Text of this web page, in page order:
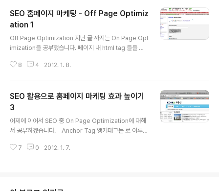
SEO 홈페이지 마케팅 - Off Page Optimiz
ation 1
Off Page Optimization 지난 글 까지는 On Page Opt
imization을 공부했습니다. 페이지 내 html tag 들을 이
페이지 홍보를 극대화 하는 방법을 찾아봤는데요. 오늘부
의 상위에 랭크 시키기 위해 코딩 내에서가 아니라 그 이외
의 방법을 사용 하는 것입니다. 예를 들어 아래와 같은 것들
이 있습니다. dmoz같은 웹 디렉토리에 submitting 시키
기 digg 같은 social bookmarking website에 subm
itting 시키기 웹 싸이트에 대해 블로그를 통해 홍보하기 웹
싸..
8 4 2012. 1. 8.
SEO 활용으로 홈페이지 마케팅 효과 높이기
3
어제에 이어서 SEO 중 On Page Optimization에 대해
서 공부하겠습니다. - Anchor Tag 앵커태그는 로 이루어
er가 정보를 모을 때 이 Anchor 내의 글자도 사용 합니다
드만을 사용하라 - 다른 링크에는 다른 키워드를 사용하라
7 0 2012. 1. 7.